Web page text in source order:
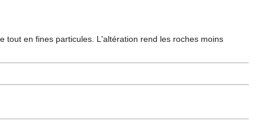
tout en fines particules. L'altération rend les roches moins